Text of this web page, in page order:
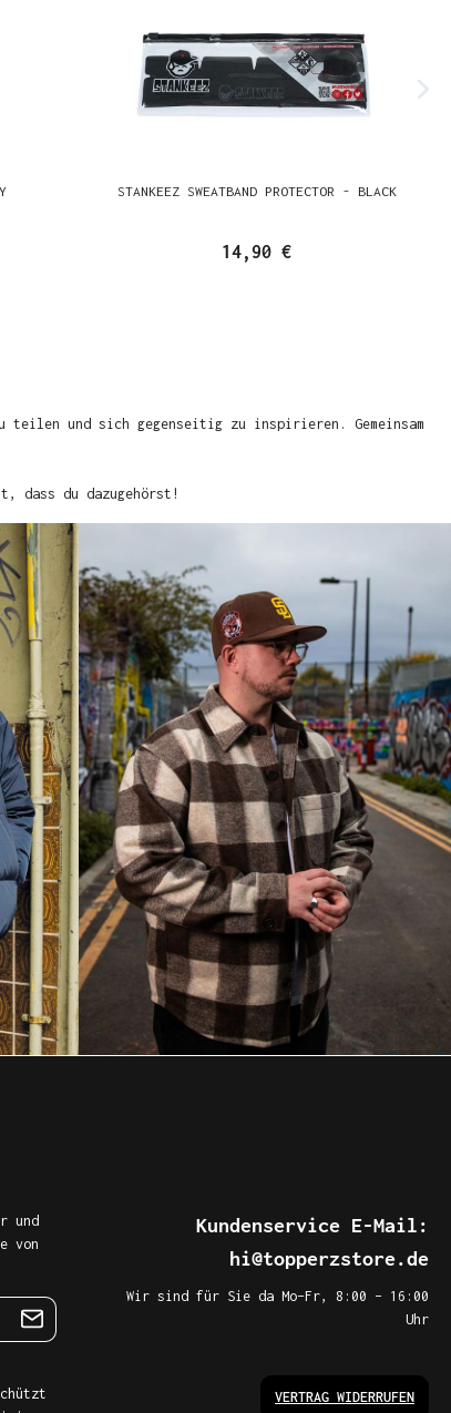
STANKEEZ SWEATBAND PROTECTOR - BLACK
14,90 €
teilen und sich gegenseitig zu inspirieren. Gemeinsam
dass du dazugehörst!
und
von
Kundenservice E-Mail:
hi@topperzstore.de
Wir sind für Sie da Mo–Fr, 8:00 – 16:00
Uhr
VERTRAG WIDERRUFEN